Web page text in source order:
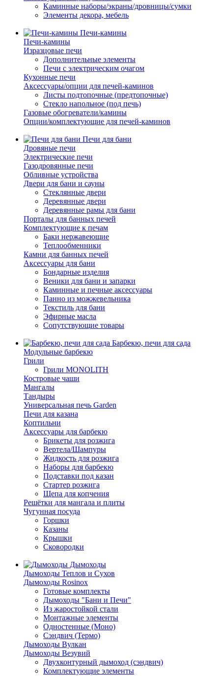
Каминные наборы/экраны/дровницы/сумки
Элементы декора, мебель
Печи-камины
Печи-камины
Изразцовые печи
Дополнительные элементы
Печи с электрическим очагом
Кухонные печи
Аксессуары/опции для печей-каминов
Листы подтопочные (предтопочные)
Стекло напольное (под печь)
Газовые обогреватели/камины
Опции/комплектующие для печей-каминов
Печи для бани
Дровяные печи
Электрические печи
Газодровянные печи
Обливные устройства
Двери для бани и сауны
Стеклянные двери
Деревянные двери
Деревянные рамы для бани
Порталы для банных печей
Комплектующие к печам
Баки нержавеющие
Теплообменники
Камни для банных печей
Аксессуары для бани
Бондарные изделия
Веники для бани и запарки
Каминные и печные аксессуары
Панно из можжевельника
Текстиль для бани
Эфирные масла
Сопутствующие товары
Барбекю, печи для сада
Модульные барбекю
Грили
Грили MONOLITH
Костровые чаши
Мангалы
Тандыры
Универсальная печь Garden
Печи для казана
Коптильни
Аксессуары для барбекю
Брикеты для розжига
Вертела/Шампуры
Жидкость для розжига
Наборы для барбекю
Подставки под казан
Стартер розжига
Щепа для копчения
Решётки для мангала и плиты
Чугунная посуда
Горшки
Казаны
Крышки
Сковородки
Дымоходы
Дымоходы Теплов и Сухов
Дымоходы Rosinox
Готовые комплекты
Дымоходы "Бани и Печи"
Из жаростойкой стали
Монтажные элементы
Одностенные (Моно)
Сэндвич (Термо)
Дымоходы Вулкан
Дымоходы Везувий
Двухконтурный дымоход (сэндвич)
Комплектующие элементы